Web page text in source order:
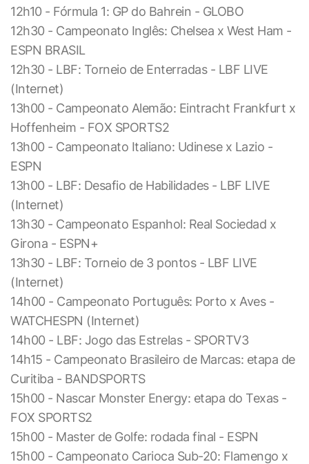
12h10 - Fórmula 1: GP do Bahrein - GLOBO
12h30 - Campeonato Inglês: Chelsea x West Ham -
ESPN BRASIL
12h30 - LBF: Torneio de Enterradas - LBF LIVE
(Internet)
13h00 - Campeonato Alemão: Eintracht Frankfurt x
Hoffenheim - FOX SPORTS2
13h00 - Campeonato Italiano: Udinese x Lazio -
ESPN
13h00 - LBF: Desafio de Habilidades - LBF LIVE
(Internet)
13h30 - Campeonato Espanhol: Real Sociedad x
Girona - ESPN+
13h30 - LBF: Torneio de 3 pontos - LBF LIVE
(Internet)
14h00 - Campeonato Português: Porto x Aves -
WATCHESPN (Internet)
14h00 - LBF: Jogo das Estrelas - SPORTV3
14h15 - Campeonato Brasileiro de Marcas: etapa de
Curitiba - BANDSPORTS
15h00 - Nascar Monster Energy: etapa do Texas -
FOX SPORTS2
15h00 - Master de Golfe: rodada final - ESPN
15h00 - Campeonato Carioca Sub-20: Flamengo x